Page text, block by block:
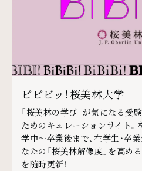
ビビビッ！桜美林大学
「桜美林の学び」が気になる受
ためのキュレーションサイト
学中～卒業後まで、在学生・卒
なたの「桜美林解像度」を高め
を随時更新！